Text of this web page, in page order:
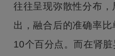
往往呈现弥散性分布
出，融合后的准确率
10个百分点。而在肾